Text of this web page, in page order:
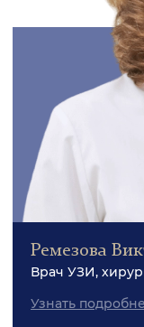
Ремезова
Врач УЗИ,
Узнать